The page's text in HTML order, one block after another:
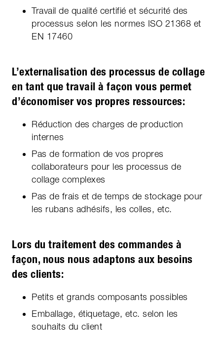
Travail de qualité certifié et sécurité des
processus selon les normes ISO 21368 et
EN 17460
L’externalisation des processus de collage
en tant que travail à façon vous permet
d’économiser vos propres ressources:
Réduction des charges de production
internes
Pas de formation de vos propres
collaborateurs pour les processus de
collage complexes
Pas de frais et de temps de stockage pour
les rubans adhésifs, les colles, etc.
Lors du traitement des commandes à
façon, nous nous adaptons aux besoins
des clients:
Petits et grands composants possibles
Emballage, étiquetage, etc. selon les
souhaits du client